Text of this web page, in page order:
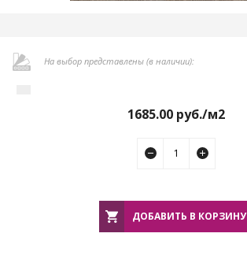
На выбор представлены (в наличии):
1685.00 руб./м2
ДОБАВИТЬ В КОРЗИНУ